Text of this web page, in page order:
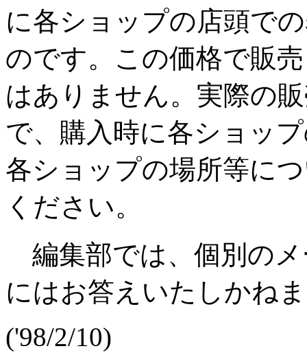
に各ショップの店頭で
のです。この価格で販
はありません。実際の
で、購入時に各ショッ
各ショップの場所等に
ください。
編集部では、個別の
にはお答えいたしかね
('98/2/10)